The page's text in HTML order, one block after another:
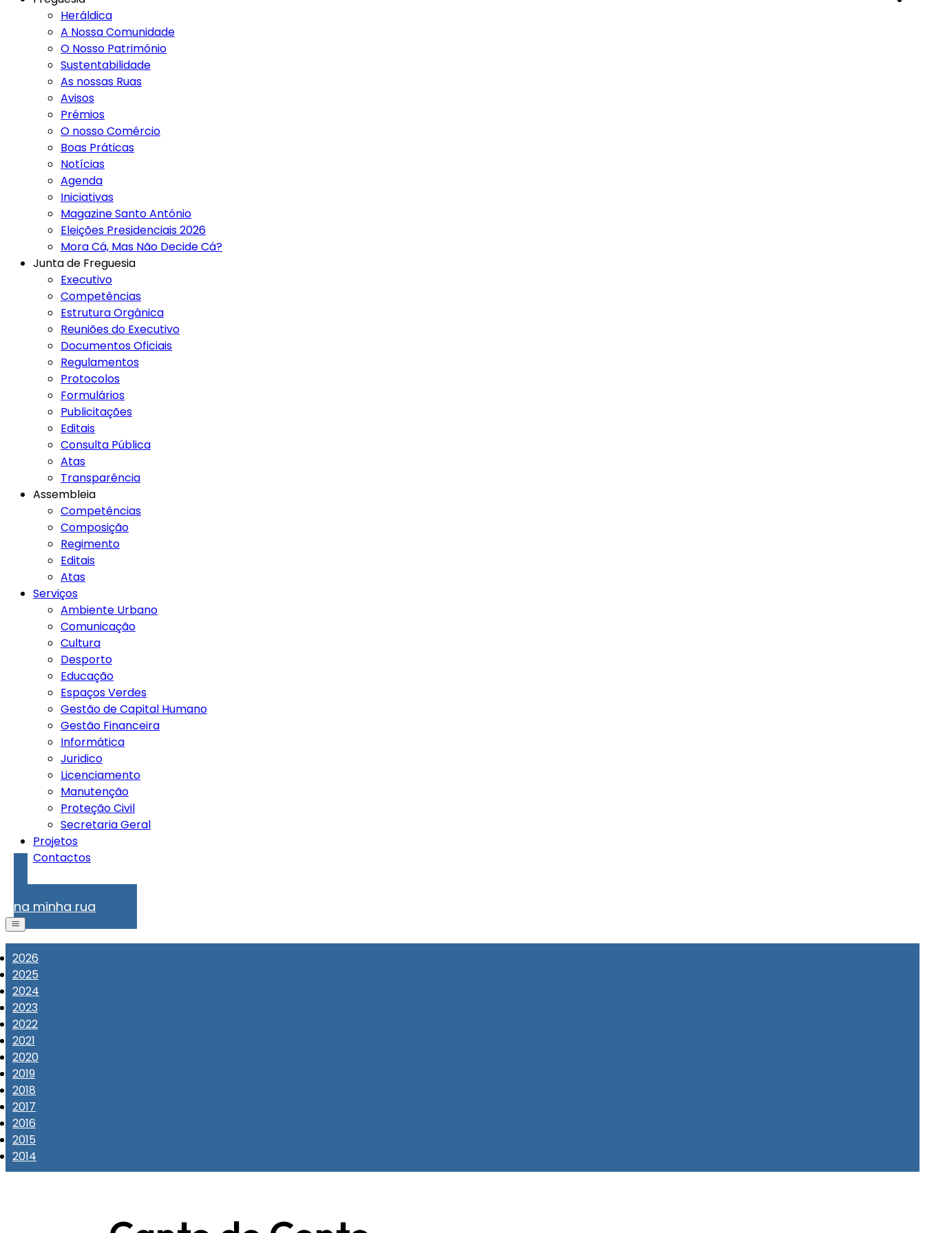
Heráldica
A Nossa Comunidade
O Nosso Património
Sustentabilidade
As nossas Ruas
Avisos
Prémios
O nosso Comércio
Boas Práticas
Notícias
Agenda
Iniciativas
Magazine Santo António
Eleições Presidenciais 2026
Mora Cá, Mas Não Decide Cá?
Junta de Freguesia
Executivo
Competências
Estrutura Orgânica
Reuniões do Executivo
Documentos Oficiais
Regulamentos
Protocolos
Formulários
Publicitações
Editais
Consulta Pública
Atas
Transparência
Assembleia
Competências
Composição
Regimento
Editais
Atas
Serviços
Ambiente Urbano
Comunicação
Cultura
Desporto
Educação
Espaços Verdes
Gestão de Capital Humano
Gestão Financeira
Informática
Juridico
Licenciamento
Manutenção
Proteção Civil
Secretaria Geral
Projetos
Contactos
na minha rua
2026
2025
2024
2023
2022
2021
2020
2019
2018
2017
2016
2015
2014